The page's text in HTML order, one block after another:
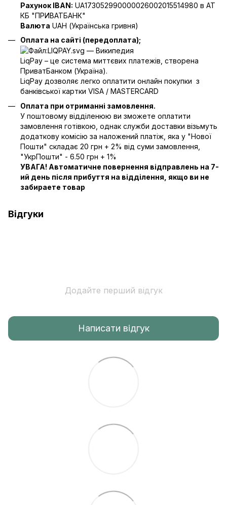
Рахунок IBAN: UA173052990000026002015514980 в АТ
КБ "ПРИВАТБАНК"
Валюта UAH (Українська гривня)
Оплата на сайті (передоплата);
LiqPay – це система миттєвих платежів, створена
ПриватБанком (Україна).
LiqPay дозволяє легко оплатити онлайн покупки з
банківської картки VISA / MASTERCARD
Оплата при отриманні замовлення.
У поштовому відділенюю ви зможете оплатити
замовлення готівкою, однак служби доставки візьмуть
додаткову комісію за наложений платіж, яка у "Нової
Пошти" складає 20 грн + 2% від суми замовлення,
"УкрПошти" - 6.50 грн + 1%
УВАГА! Автоматичне повернення відправлень на 7-
ий день після прибуття на відділення, якщо ви не
забираете товар
Відгуки
Додайте перший відгук
Написати відгук